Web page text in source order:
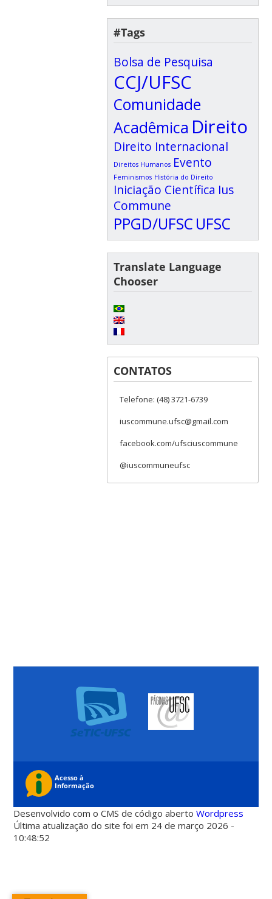
#Tags
Bolsa de Pesquisa
CCJ/UFSC
Comunidade
Acadêmica Direito
Direito Internacional
Direitos Humanos Evento
Feminismos História do Direito
Iniciação Científica Ius
Commune
PPGD/UFSC UFSC
Translate Language
Chooser
CONTATOS
Telefone: (48) 3721-6739
iuscommune.ufsc@gmail.com
facebook.com/ufsciuscommune
@iuscommuneufsc
Desenvolvido com o CMS de código abertoWordpress
Última atualização do site foi em 24 de março 2026 -
10:48:52